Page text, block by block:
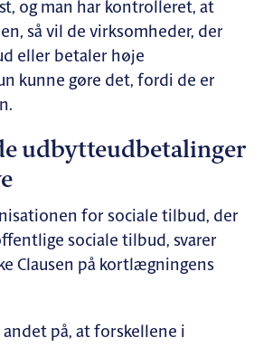
og man har kontrolleret, at
så vil de virksomheder, der
eller betaler høje
kunne gøre det, fordi de er
udbytteudbetalinger
for sociale tilbud, der
sociale tilbud, svarer
Clausen på kortlægningens
på, at forskellene i